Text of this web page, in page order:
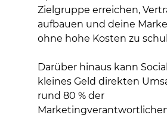
Zielgruppe erreichen,
aufbauen und deine
ohne hohe Kosten zu
Darüber hinaus kann
kleines Geld direkten
rund 80 % der